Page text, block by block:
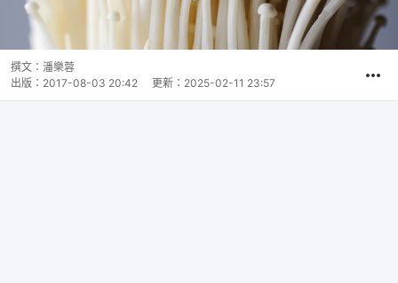
撰文： 潘樂蓉
出版： 2017-08-03 20:42 更新： 2025-02-11 23:57